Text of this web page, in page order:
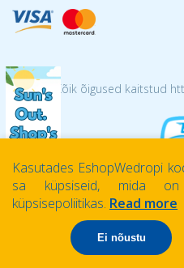
© 2026 Kõik õigused kaitstud
Kasutades EshopWedropi
sa küpsiseid, mida on
küpsisepoliitikas. Read more
Ei nõustu